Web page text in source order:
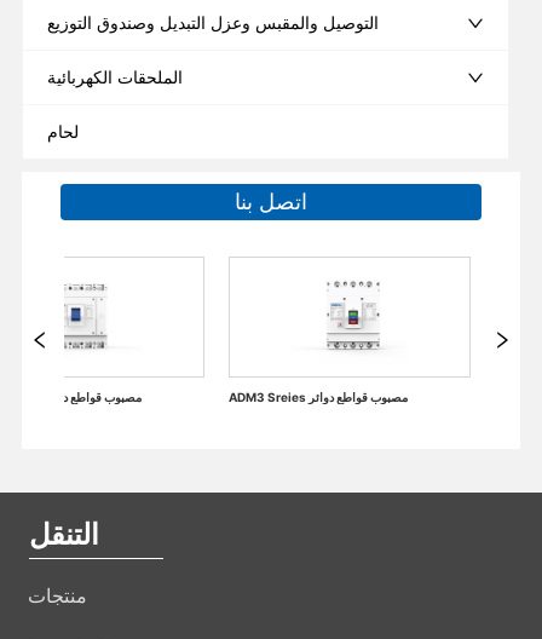
التوصيل والمقبس وعزل التبديل وصندوق التوزيع
الملحقات الكهربائية
لحام
اتصل بنا
ADM3 Sreies مصبوب قواطع دوائر الملحقات الكهربائية من قواطع دوائر مصغرة
التنقل
منتجات